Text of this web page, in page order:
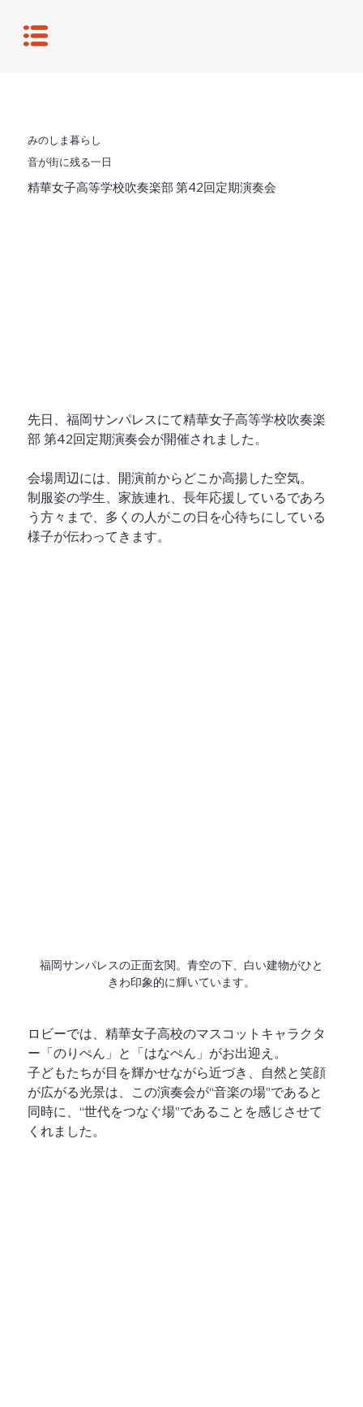
みのしま暮らし
音が街に残る一日
精華女子高等学校吹奏楽部 第42回定期演奏会
先日、福岡サンパレスにて精華女子高等学校吹奏楽
部 第42回定期演奏会が開催されました。
会場周辺には、開演前からどこか高揚した空気。
制服姿の学生、家族連れ、長年応援しているであろ
う方々まで、多くの人がこの日を心待ちにしている
様子が伝わってきます。
福岡サンパレスの正面玄関。青空の下、白い建物がひと
きわ印象的に輝いています。
ロビーでは、精華女子高校のマスコットキャラクタ
ー「のりぺん」と「はなぺん」がお出迎え。
子どもたちが目を輝かせながら近づき、自然と笑顔
が広がる光景は、この演奏会が“音楽の場”であると
同時に、“世代をつなぐ場”であることを感じさせて
くれました。